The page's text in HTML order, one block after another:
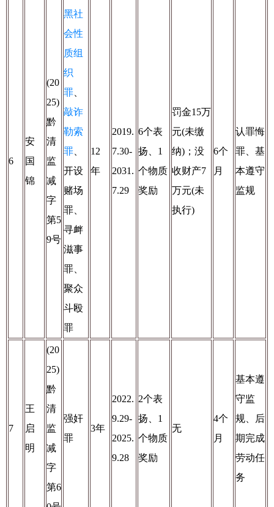
6
安
国
锦
(20
25)
黔
清
监
减
字
第5
9号
黑社
会性
质组
织
罪
敲诈
勒索
罪
开设
赌场
罪、
寻衅
滋事
罪、
聚众
斗殴
罪
12
年
2019.
7.30-
2031.
7.29
6个表
扬、1
个物质
奖励
罚金15万
元(未缴
纳)；没
收财产7
万元(未
执行)
6个
月
认罪悔
罪、基
本遵守
监规
7
王
启
明
(20
25)
黔
清
监
减
字
第6
强奸
罪
3年
2022.
9.29-
2025.
9.28
2个表
扬、1
个物质
奖励
无
4个
月
基本遵
守监
规、后
期完成
劳动任
务